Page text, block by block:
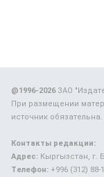
@1996-2026ЗАО
При размещении
источник обязательна.
Контакты редакции:
Адрес: Кыргызстан, г.
Телефон: +996 (312) 88-